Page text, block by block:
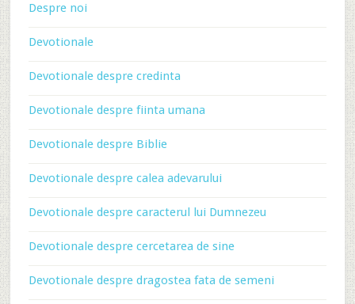
Despre noi
Devotionale
Devotionale despre credinta
Devotionale despre fiinta umana
Devotionale despre Biblie
Devotionale despre calea adevarului
Devotionale despre caracterul lui Dumnezeu
Devotionale despre cercetarea de sine
Devotionale despre dragostea fata de semeni